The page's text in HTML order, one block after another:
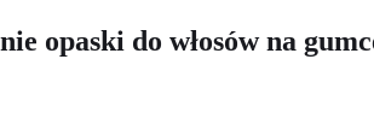
opaski do włosów na